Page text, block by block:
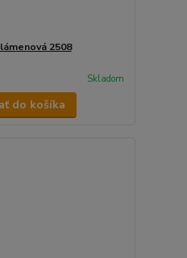
2508
Skladom
do košíka